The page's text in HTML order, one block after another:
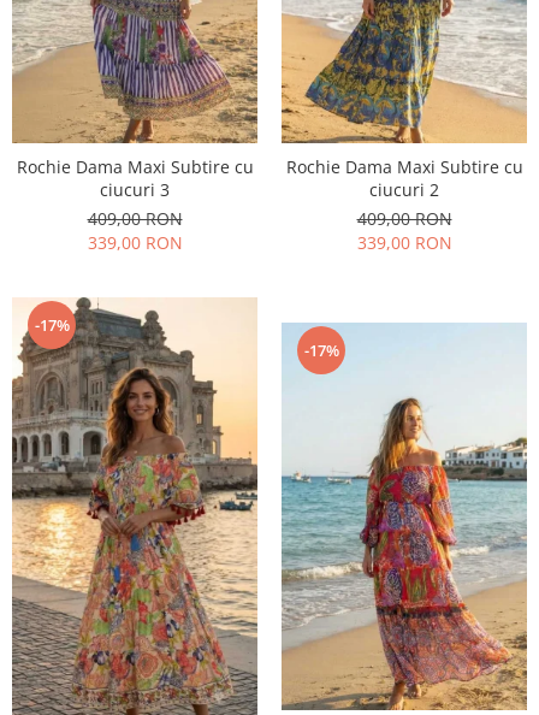
Rochie Dama Maxi Subtire cu
ciucuri 3
409,00 RON
339,00 RON
Rochie Dama Maxi Subtire cu
ciucuri 2
409,00 RON
339,00 RON
-17%
-17%